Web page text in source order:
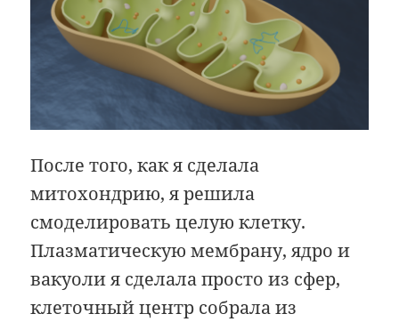
После того, как я сделала
митохондрию, я решила
смоделировать целую клетку.
Плазматическую мембрану, ядро и
вакуоли я сделала просто из сфер,
клеточный центр собрала из